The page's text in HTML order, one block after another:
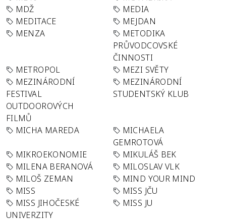
MDŽ
MEDIA
MEDITACE
MEJDAN
MENZA
METODIKA
PRŮVODCOVSKÉ
ČINNOSTI
METROPOL
MEZI SVĚTY
MEZINÁRODNÍ
FESTIVAL
OUTDOOROVÝCH
FILMŮ
MEZINÁRODNÍ
STUDENTSKÝ KLUB
MICHA MAREDA
MICHAELA
GEMROTOVÁ
MIKROEKONOMIE
MIKULÁŠ BEK
MILENA BERANOVÁ
MILOSLAV VLK
MILOŠ ZEMAN
MIND YOUR MIND
MISS
MISS JČU
MISS JIHOČESKÉ
UNIVERZITY
MISS JU